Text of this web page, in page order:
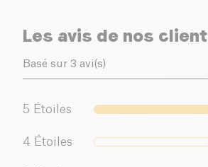
Les avis de nos
Basé sur 3 avi(s)
5 Étoiles
4 Étoiles